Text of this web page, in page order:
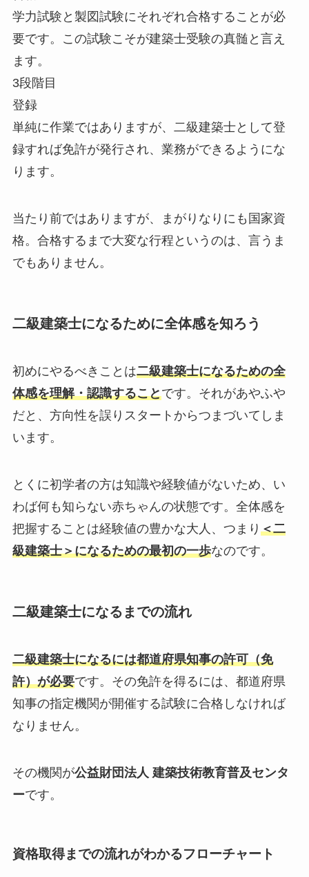
学力試験と製図試験にそれぞれ合格することが必
要です。この試験こそが建築士受験の真髄と言え
ます。
3段階目
登録
単純に作業ではありますが、二級建築士として登
録すれば免許が発行され、業務ができるようにな
ります。
当たり前ではありますが、まがりなりにも国家資
格。合格するまで大変な行程というのは、言うま
でもありません。
二級建築士になるために全体感を知ろう
初めにやるべきことは二級建築士になるための全
体感を理解・認識することです。それがあやふや
だと、方向性を誤りスタートからつまづいてしま
います。
とくに初学者の方は知識や経験値がないため、い
わば何も知らない赤ちゃんの状態です。全体感を
把握することは経験値の豊かな大人、つまり ＜二
級建築士＞になるための最初の一歩なのです。
二級建築士になるまでの流れ
二級建築士になるには都道府県知事の許可（免
許）が必要です。その免許を得るには、都道府県
知事の指定機関が開催する試験に合格しなければ
なりません。
その機関が公益財団法人 建築技術教育普及センタ
ーです。
資格取得までの流れがわかるフローチャート